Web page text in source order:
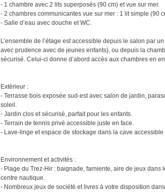
- 1 chambre avec 2 lits superposés (90 cm) et vue sur mer.
- 2 chambres communicantes vue sur mer : 1 lit simple (90
- Salle d’eau avec douche et WC.
L’ensemble de l’étage est accessible depuis le salon par
avec prudence avec de jeunes enfants), ou depuis la
sécurisé. Celui-ci donne d’abord accès aux chambres en
Extérieur :
- Terrasse bois exposée sud-est avec salon de jardin,
soleil.
- Jardin clos et sécurisé, parfait pour les enfants.
- Terrain de tennis privé accessible juste en face.
- Lave-linge et espace de stockage dans la cave
Environnement et activités :
- Plage du Trez-Hir : baignade, farniente, aire de jeux dans
centre nautique.
- Nombreux jeux de société et livres à votre disposition